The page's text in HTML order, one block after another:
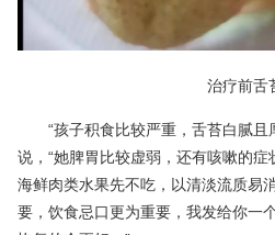
治疗前舌
“孩子积食比较严重，舌苔白腻
说，“她脾胃比较虚弱，还有咳嗽的
海鲜肉类水果先不吃，以清淡流质易
要，饮食忌口更为重要，我发给你一